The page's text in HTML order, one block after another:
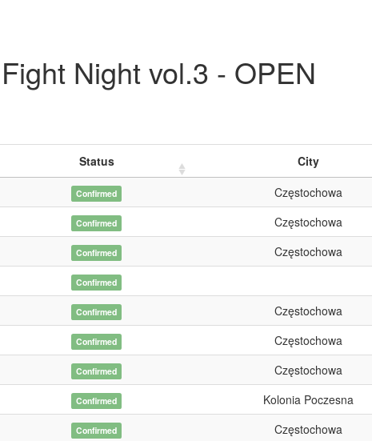
Night vol.3 - OPEN
Status City
Confirmed Częstochowa
Confirmed Częstochowa
Confirmed Częstochowa
Confirmed
Confirmed Częstochowa
Confirmed Częstochowa
Confirmed Częstochowa
Confirmed Kolonia Poczesna
Confirmed Częstochowa